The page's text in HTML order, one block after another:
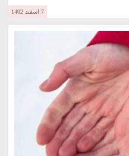
7 اسفند 1402